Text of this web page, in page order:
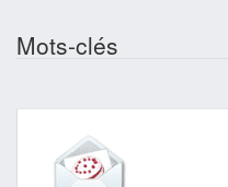
Mots-clés